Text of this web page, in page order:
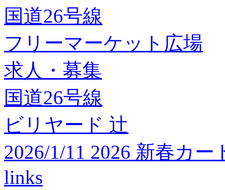
国道26号線
フリーマーケット広場
求人・募集
国道26号線
ビリヤード 辻
2026/1/11 2026 新春カ
links